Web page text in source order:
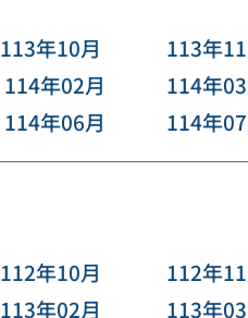
113年10月
113年
114年02月
114年
114年06月 114年
112年10月
112年
113年02月 113年